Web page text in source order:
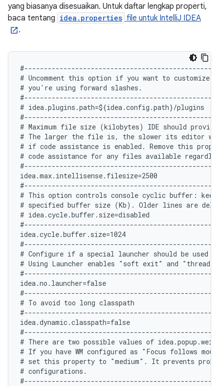
yang biasanya disesuaikan. Untuk daftar lengkap properti,
baca tentang idea.properties file untuk IntelliJ IDEA
.
# Uncomment this option if you want to
# you're using forward slashes.
# idea.plugins.path=${idea.config.path}/plugins
# Maximum file size (kilobytes) IDE should
# The larger the file is, the slower its editor
# if code assistance is enabled. Remove this
# code assistance for any files available
idea.max.intellisense.filesize=2500
# This option controls console cyclic buffer:
# specified buffer size (Kb). Older lines are
# idea.cycle.buffer.size=disabled
idea.cycle.buffer.size=1024
# Configure if a special launcher should be used
# Using Launcher enables "soft exit" and "thread
idea.no.launcher=false
# To avoid too long classpath
idea.dynamic.classpath=false
# There are two possible values of
# If you have WM configured as "Focus follows
# set this property to "medium". It prevents
# configurations.